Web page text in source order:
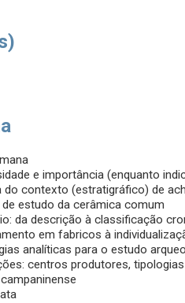
e importância (enquanto
do contexto (estratigráfico) de
estudo da cerâmica comum
da descrição à classificação
em fabricos à
analíticas para o estudo
centros produtores,